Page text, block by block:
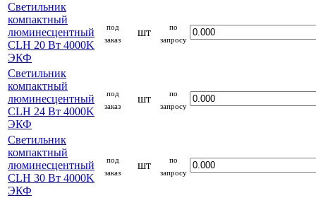
Светильник
компактный
люминесцентный
CLH 20 Вт 4000K
ЭКФ
под
заказ
шт
по
запросу
Светильник
компактный
люминесцентный
CLH 24 Вт 4000K
ЭКФ
под
заказ
шт
по
запросу
Светильник
компактный
люминесцентный
CLH 30 Вт 4000K
ЭКФ
под
заказ
шт
по
запросу